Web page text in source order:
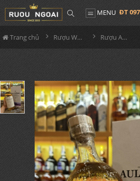
MENU ĐT
Trang chủ Rượu Whisky Rượu Aultmore 12YO